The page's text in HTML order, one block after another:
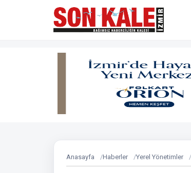
Anasayfa Haberler Yerel Yönetimler